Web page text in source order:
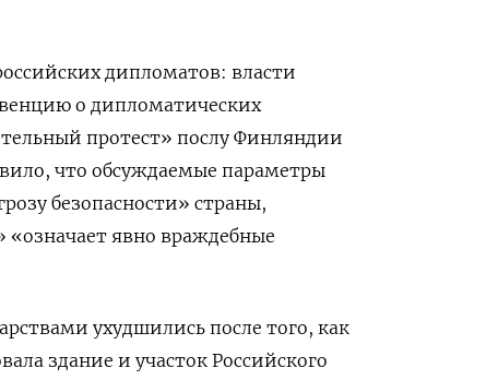
дипломатов: власти
о дипломатических
протест» послу Финляндии
что обсуждаемые параметры
безопасности» страны,
явно враждебные
ухудшились после того, как
здание и участок Российского